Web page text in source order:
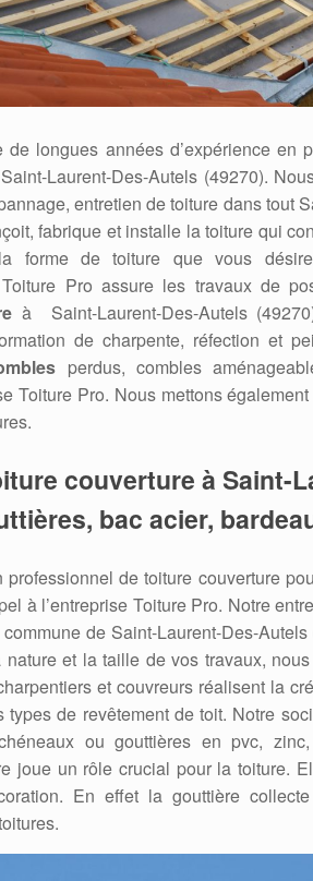
de longues années d’expérience en
Laurent-Des-Autels (49270).
entretien de toiture dans tout
fabrique et installe la toiture qui
forme de toiture que vous
Toiture Pro assure les travaux de
à Saint-Laurent-Des-Autels
de charpente, réfection et
perdus, combles
Toiture Pro. Nous mettons
couverture à Saint-
bac acier,
professionnel de toiture couverture
à l’entreprise Toiture Pro. Notre
de Saint-Laurent-Des-
et la taille de vos travaux,
et couvreurs réalisent la
de revêtement de toit. Notre
ou gouttières en pvc,
joue un rôle crucial pour la toiture.
En effet la gouttière